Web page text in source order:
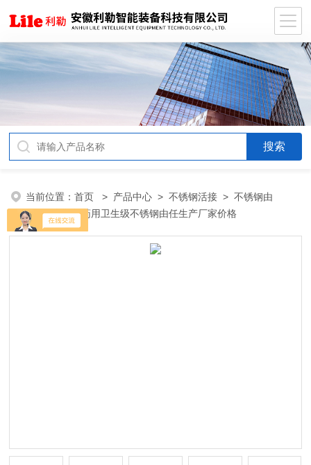
当前位置：首页 > 产品中心 >不锈钢活接 >不锈钢由
任
> 米勒制药用卫生级不锈钢由任生产厂家价格